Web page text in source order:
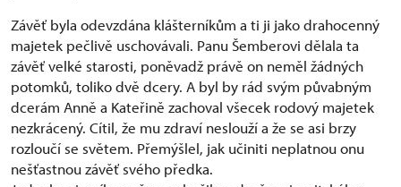
Závěť byla odevzdána klášterníkům a ti ji jako drahocenný
majetek pečlivě uschovávali. Panu Šemberovi dělala ta
závěť velké starosti, poněvadž právě on neměl žádných
potomků, toliko dvě dcery. A byl by rád svým půvabným
dcerám Anně a Kateřině zachoval všecek rodový majetek
nezkrácený. Cítil, že mu zdraví neslouží a že se asi brzy
rozloučí se světem. Přemýšlel, jak učiniti neplatnou onu
nešťastnou závěť svého předka.